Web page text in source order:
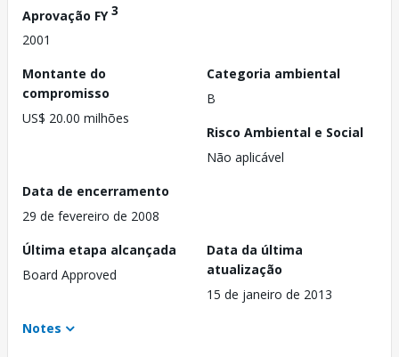
Aprovação FY3
2001
Montante do
compromisso
US$ 20.00 milhões
Categoria ambiental
B
Risco Ambiental e Social
Não aplicável
Data de encerramento
29 de fevereiro de 2008
Última etapa alcançada
Board Approved
Data da última
atualização
15 de janeiro de 2013
Notes